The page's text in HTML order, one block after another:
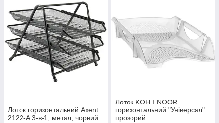
Лоток горизонтальний Axent
2122-A 3-в-1, метал, чорний
Лоток KOH-I-NOOR
горизонтальний "Універсал"
прозорий